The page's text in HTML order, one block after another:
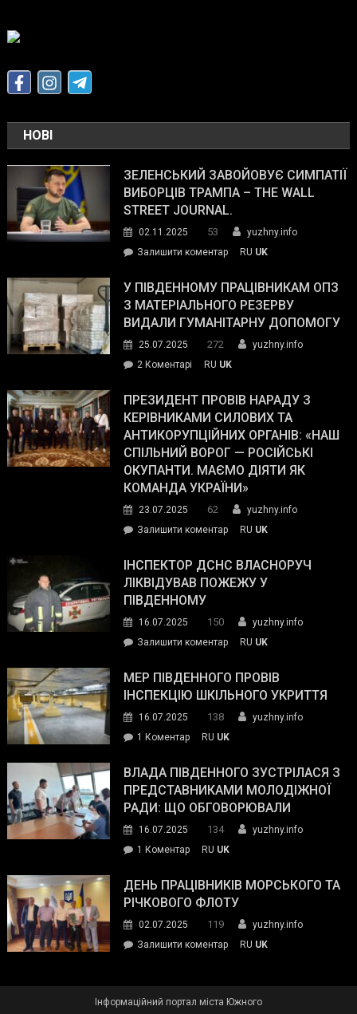
НОВІ
ЗЕЛЕНСЬКИЙ ЗАВОЙОВУЄ СИМПАТІЇ
ВИБОРЦІВ ТРАМПА – THE WALL
STREET JOURNAL.
02.11.2025 53
yuzhny.info
Залишити коментарon
завойовує
симпатії
виборців
The
Street
Journal.
RU UK
У ПІВДЕННОМУ ПРАЦІВНИКАМ ОПЗ
З МАТЕРІАЛЬНОГО РЕЗЕРВУ
ВИДАЛИ ГУМАНІТАРНУ ДОПОМОГУ
25.07.2025 272
yuzhny.info
2 Коментарі
Південному
працівникам
ОПЗ
з
матеріального
резерву
гуманітарну
допомогу
RU UK
ПРЕЗИДЕНТ ПРОВІВ НАРАДУ З
КЕРІВНИКАМИ СИЛОВИХ ТА
АНТИКОРУПЦІЙНИХ ОРГАНІВ: «НАШ
СПІЛЬНИЙ ВОРОГ — РОСІЙСЬКІ
ОКУПАНТИ. МАЄМО ДІЯТИ ЯК
КОМАНДА УКРАЇНИ»
23.07.2025 62
yuzhny.info
Залишити коментарon
провів
нараду
силових
та
органів:
«Наш
спільний
окупанти.
Маємо
діяти
команда
RU UK
ІНСПЕКТОР ДСНС ВЛАСНОРУЧ
ЛІКВІДУВАВ ПОЖЕЖУ У
ПІВДЕННОМУ
16.07.2025 150
yuzhny.info
Залишити коментарon
ДСНС
власноруч
пожежу
у
RU UK
МЕР ПІВДЕННОГО ПРОВІВ
ІНСПЕКЦІЮ ШКІЛЬНОГО УКРИТТЯ
16.07.2025 138
yuzhny.info
1 Коментардо
Південного
провів
інспекцію
укриття
RU UK
ВЛАДА ПІВДЕННОГО ЗУСТРІЛАСЯ З
ПРЕДСТАВНИКАМИ МОЛОДІЖНОЇ
РАДИ: ЩО ОБГОВОРЮВАЛИ
16.07.2025 134
yuzhny.info
1 Коментардо
Південного
зустрілася
представниками
молодіжної
обговорювали
RU UK
ДЕНЬ ПРАЦІВНИКІВ МОРСЬКОГО ТА
РІЧКОВОГО ФЛОТУ
02.07.2025 119
yuzhny.info
Залишити коментарon
RU UK
Інформаційний портал міста Южного